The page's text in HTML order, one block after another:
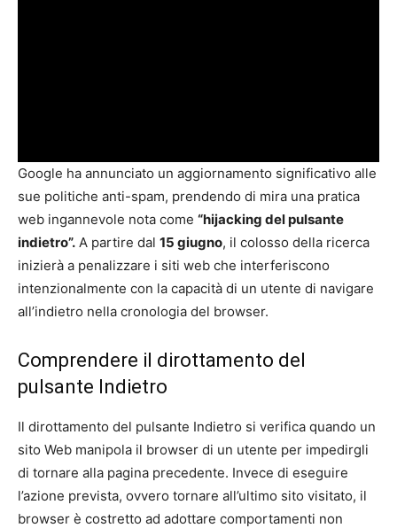
Google ha annunciato un aggiornamento significativo alle
sue politiche anti-spam, prendendo di mira una pratica
web ingannevole nota come “hijacking del pulsante
indietro”. A partire dal 15 giugno, il colosso della ricerca
inizierà a penalizzare i siti web che interferiscono
intenzionalmente con la capacità di un utente di navigare
all’indietro nella cronologia del browser.
Comprendere il dirottamento del
pulsante Indietro
Il dirottamento del pulsante Indietro si verifica quando un
sito Web manipola il browser di un utente per impedirgli
di tornare alla pagina precedente. Invece di eseguire
l’azione prevista, ovvero tornare all’ultimo sito visitato, il
browser è costretto ad adottare comportamenti non